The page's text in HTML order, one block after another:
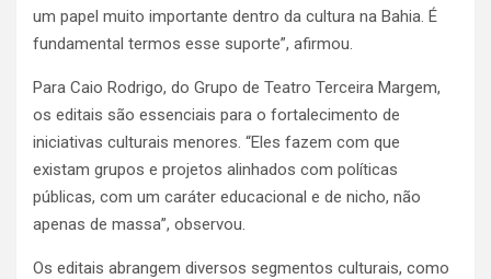
um papel muito importante dentro da cultura na Bahia. É
fundamental termos esse suporte”, afirmou.
Para Caio Rodrigo, do Grupo de Teatro Terceira Margem,
os editais são essenciais para o fortalecimento de
iniciativas culturais menores. “Eles fazem com que
existam grupos e projetos alinhados com políticas
públicas, com um caráter educacional e de nicho, não
apenas de massa”, observou.
Os editais abrangem diversos segmentos culturais, como